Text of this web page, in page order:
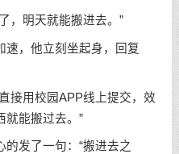
明天就能搬进去。”
，他立刻坐起身，回复
用校园APP线上提交，效
就能搬过去。”
发了一句：“搬进去之